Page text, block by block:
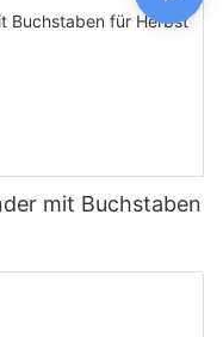
mit Buchstaben